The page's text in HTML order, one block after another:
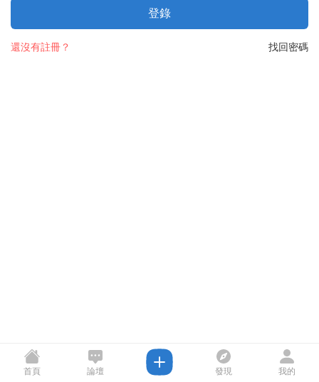
登錄
找回密碼
還沒有註冊？
首頁 論壇 發現 我的